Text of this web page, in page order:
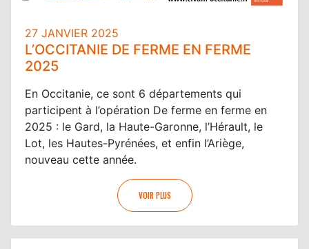
27 JANVIER 2025
L’OCCITANIE DE FERME EN FERME
2025
En Occitanie, ce sont 6 départements qui
participent à l’opération De ferme en ferme en
2025 : le Gard, la Haute-Garonne, l’Hérault, le
Lot, les Hautes-Pyrénées, et enfin l’Ariège,
nouveau cette année.
VOIR PLUS